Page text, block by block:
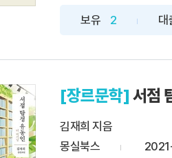
보유 2 대
[장르문학] 서점
김재희 지음
몽실북스